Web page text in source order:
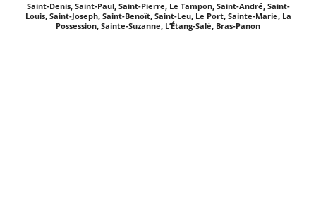
Saint-Denis, Saint-Paul, Saint-Pierre, Le Tampon, Saint-André, Saint-
Louis, Saint-Joseph, Saint-Benoît, Saint-Leu, Le Port, Sainte-Marie, La
Possession, Sainte-Suzanne, L’Étang-Salé, Bras-Panon